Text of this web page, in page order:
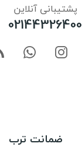
پشتیبانی آنلاین
02144326400
ضمانت ترب